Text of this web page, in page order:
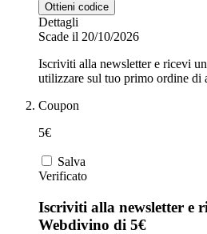
Privé by
Zalando
Ottieni codice
Dettagli
Scade il 20/10/2026
Iscriviti alla newsletter e ricevi
utilizzare sul tuo primo ordine di
Coupon
5€
Salva
Verificato
Iscriviti alla newsletter e
Webdivino di 5€